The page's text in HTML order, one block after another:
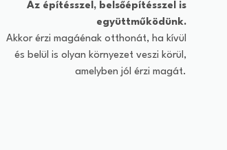
Az építésszel, belsőépítésszel is
együttműködünk.
Akkor érzi magáénak otthonát, ha kívül
és belül is olyan környezet veszi körül,
amelyben jól érzi magát.